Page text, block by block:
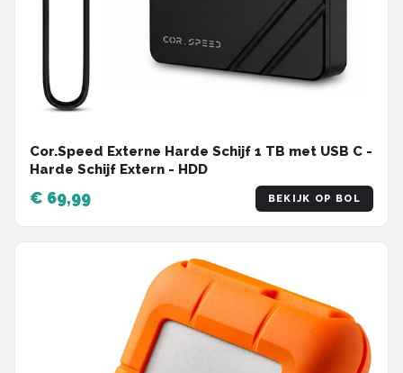
Cor.Speed Externe Harde Schijf 1 TB met USB C -
Harde Schijf Extern - HDD
€ 69,99 BEKIJK OP BOL